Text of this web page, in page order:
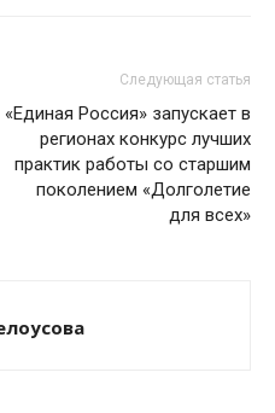
Следующая статья
«Единая Россия» запускает в
регионах конкурс лучших
практик работы со старшим
поколением «Долголетие
для всех»